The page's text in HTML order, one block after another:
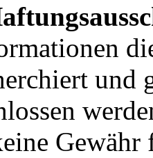
und